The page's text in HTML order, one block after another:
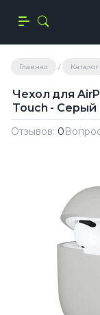
Главная Каталог
Чехол для
Touch - Серый
Отзывов: 0